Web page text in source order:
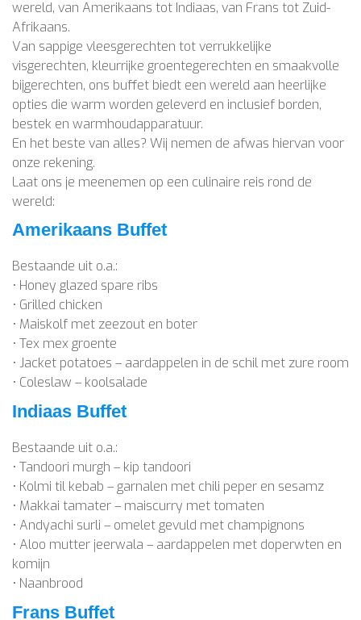
wereld, van Amerikaans tot Indiaas, van Frans tot Zuid-
Afrikaans.
Van sappige vleesgerechten tot verrukkelijke
visgerechten, kleurrijke groentegerechten en smaakvolle
bijgerechten, ons buffet biedt een wereld aan heerlijke
opties die warm worden geleverd en inclusief borden,
bestek en warmhoudapparatuur.
En het beste van alles? Wij nemen de afwas hiervan voor
onze rekening.
Laat ons je meenemen op een culinaire reis rond de
wereld:
Amerikaans Buffet
Bestaande uit o.a.:
• Honey glazed spare ribs
• Grilled chicken
• Maiskolf met zeezout en boter
• Tex mex groente
• Jacket potatoes – aardappelen in de schil met zure room
• Coleslaw – koolsalade
Indiaas Buffet
Bestaande uit o.a.:
• Tandoori murgh – kip tandoori
• Kolmi til kebab – garnalen met chili peper en sesamz
• Makkai tamater – maiscurry met tomaten
• Andyachi surli – omelet gevuld met champignons
• Aloo mutter jeerwala – aardappelen met doperwten en
komijn
• Naanbrood
Frans Buffet